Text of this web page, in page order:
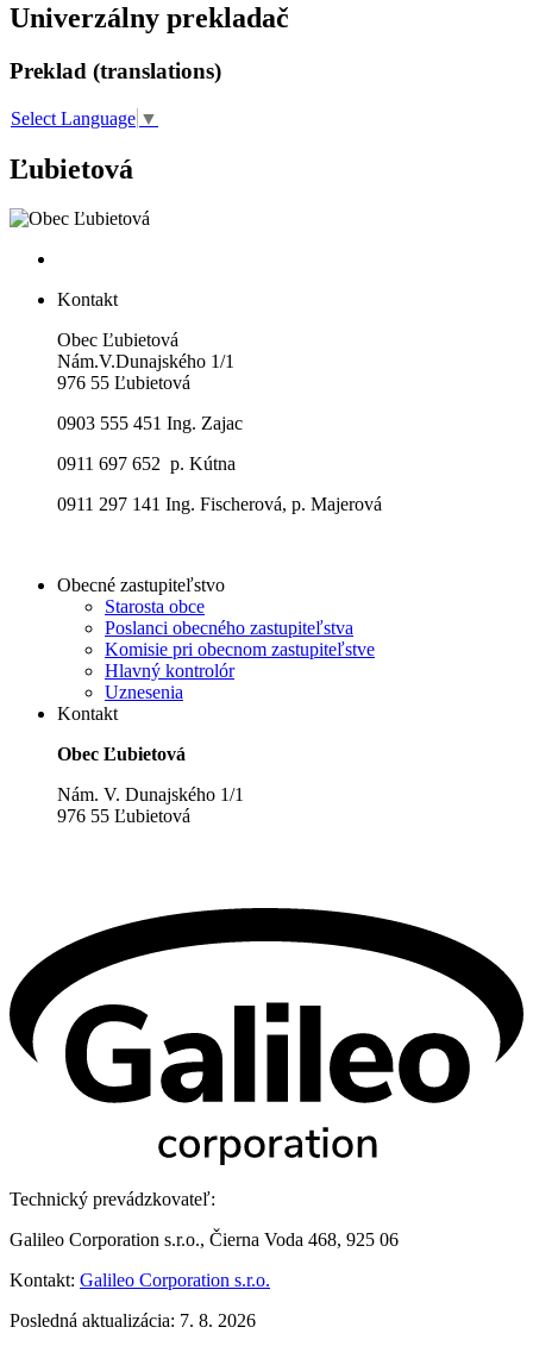
Univerzálny prekladač
Preklad (translations)
Select Language ▼
Ľubietová
Kontakt
Obec Ľubietová
Nám.V.Dunajského 1/1
976 55 Ľubietová
0903 555 451 Ing. Zajac
0911 697 652 p. Kútna
0911 297 141 Ing. Fischerová, p. Majerová
Obecné zastupiteľstvo
Starosta obce
Poslanci obecného zastupiteľstva
Komisie pri obecnom zastupiteľstve
Hlavný kontrolór
Uznesenia
Kontakt
Obec Ľubietová
Nám. V. Dunajského 1/1
976 55 Ľubietová
Technický prevádzkovateľ:
Galileo Corporation s.r.o., Čierna Voda 468, 925 06
Kontakt: Galileo Corporation s.r.o.
Posledná aktualizácia: 7. 8. 2026